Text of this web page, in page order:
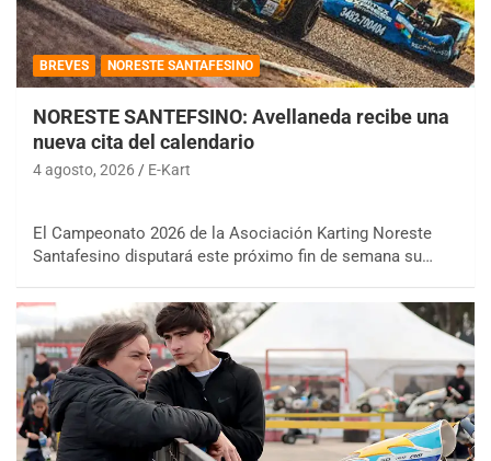
BREVES NORESTE SANTAFESINO
NORESTE SANTEFSINO: Avellaneda recibe una
nueva cita del calendario
4 agosto, 2026 E-Kart
El Campeonato 2026 de la Asociación Karting Noreste
Santafesino disputará este próximo fin de semana su…